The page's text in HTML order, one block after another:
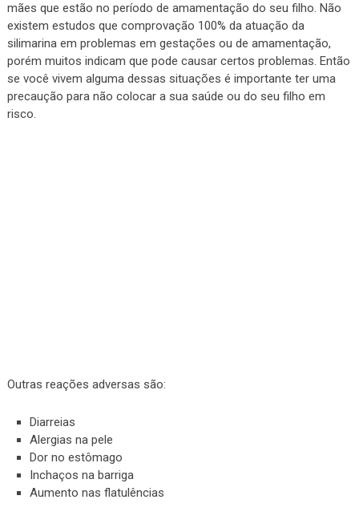
mães que estão no período de amamentação do seu filho. Não
existem estudos que comprovação 100% da atuação da
silimarina em problemas em gestações ou de amamentação,
porém muitos indicam que pode causar certos problemas. Então
se você vivem alguma dessas situações é importante ter uma
precaução para não colocar a sua saúde ou do seu filho em
risco.
Outras reações adversas são:
Diarreias
Alergias na pele
Dor no estômago
Inchaços na barriga
Aumento nas flatulências